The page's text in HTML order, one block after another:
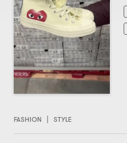
FASHION STYLE